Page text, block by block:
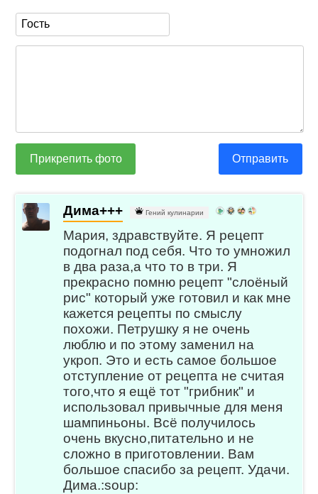
Прикрепить фото Отправить
Дима+++ Гений кулинарии
Мария, здравствуйте. Я рецепт
подогнал под себя. Что то умножил
в два раза,а что то в три. Я
прекрасно помню рецепт "слоёный
рис" который уже готовил и как мне
кажется рецепты по смыслу
похожи. Петрушку я не очень
люблю и по этому заменил на
укроп. Это и есть самое большое
отступление от рецепта не считая
того,что я ещё тот "грибник" и
использовал привычные для меня
шампиньоны. Всё получилось
очень вкусно,питательно и не
сложно в приготовлении. Вам
большое спасибо за рецепт. Удачи.
Дима.:soup: